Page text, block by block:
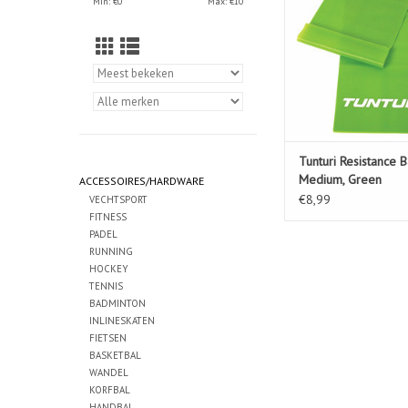
ACCESSOIRES/HARDWARE
VECHTSPORT
FITNESS
PADEL
RUNNING
HOCKEY
TENNIS
BADMINTON
INLINESKATEN
FIETSEN
BASKETBAL
WANDEL
KORFBAL
Tunturi Resistance
Medium, Green
€8,99